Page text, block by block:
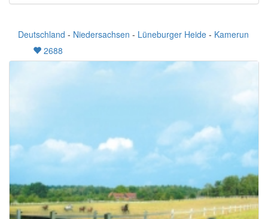
Deutschland - Niedersachsen - Lüneburger Heide - Kamerun
2688